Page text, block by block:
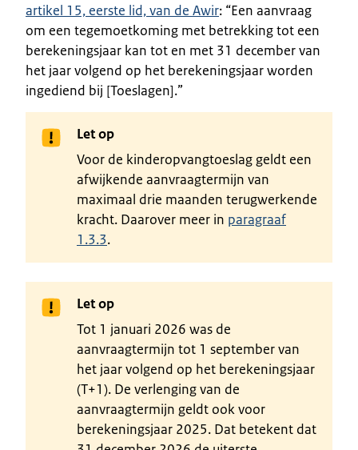
artikel 15, eerste lid, van de Awir: “Een aanvraag
om een tegemoetkoming met betrekking tot een
berekeningsjaar kan tot en met 31 december van
het jaar volgend op het berekeningsjaar worden
ingediend bij [Toeslagen].”
Let op
Voor de kinderopvangtoeslag geldt een
afwijkende aanvraagtermijn van
maximaal drie maanden terugwerkende
kracht. Daarover meer in paragraaf
1.3.3.
Let op
Tot 1 januari 2026 was de
aanvraagtermijn tot 1 september van
het jaar volgend op het berekeningsjaar
(T+1). De verlenging van de
aanvraagtermijn geldt ook voor
berekeningsjaar 2025. Dat betekent dat